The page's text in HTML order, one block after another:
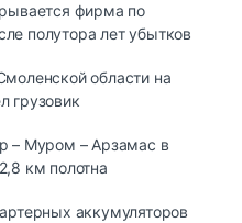
фирма по
полутора лет убытков
области на
грузовик
– Муром – Арзамас в
км полотна
аккумуляторов